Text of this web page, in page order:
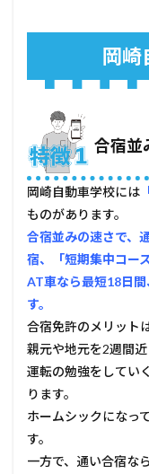
習所
い方
5
メリ
ット
がな
い
人、
他所
談し
た方
がい
い人
5.1
免許
に行
きた
い人
免許
岡崎
合宿並
岡崎自動車学校には
ものがあります。
合宿並みの速さで、
宿、「短期集中コー
AT車なら最短18日
す。
合宿免許のメリット
親元や地元を2週間
運転の勉強をしてい
ります。
ホームシックになっ
す。
一方で、通い合宿な